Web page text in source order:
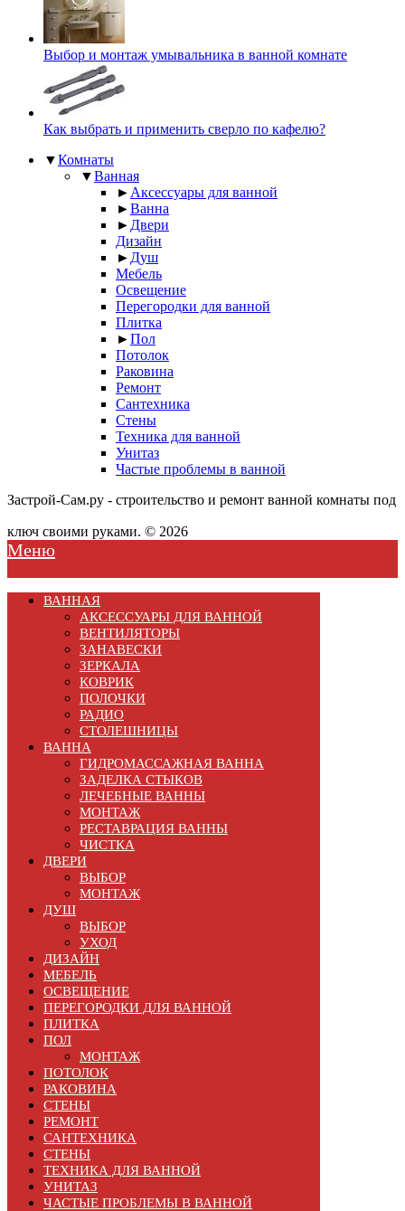
Выбор и монтаж умывальника в ванной комнате
Как выбрать и применить сверло по кафелю?
▼Комнаты
▼Ванная
► Аксессуары для ванной
►Ванна
► Двери
Дизайн
► Душ
Мебель
Освещение
Перегородки для ванной
Плитка
►Пол
Потолок
Раковина
Ремонт
Сантехника
Стены
Техника для ванной
Унитаз
Частые проблемы в ванной
Застрой-Сам.ру - строительство и ремонт ванной комнаты под
ключ своими руками. © 2026
Меню
ВАННАЯ
АКСЕССУАРЫ ДЛЯ ВАННОЙ
ВЕНТИЛЯТОРЫ
ЗАНАВЕСКИ
ЗЕРКАЛА
КОВРИК
ПОЛОЧКИ
РАДИО
СТОЛЕШНИЦЫ
ВАННА
ГИДРОМАССАЖНАЯ ВАННА
ЗАДЕЛКА СТЫКОВ
ЛЕЧЕБНЫЕ ВАННЫ
МОНТАЖ
РЕСТАВРАЦИЯ ВАННЫ
ЧИСТКА
ДВЕРИ
ВЫБОР
МОНТАЖ
ДУШ
ВЫБОР
УХОД
ДИЗАЙН
МЕБЕЛЬ
ОСВЕЩЕНИЕ
ПЕРЕГОРОДКИ ДЛЯ ВАННОЙ
ПЛИТКА
ПОЛ
МОНТАЖ
ПОТОЛОК
РАКОВИНА
СТЕНЫ
РЕМОНТ
САНТЕХНИКА
СТЕНЫ
ТЕХНИКА ДЛЯ ВАННОЙ
УНИТАЗ
ЧАСТЫЕ ПРОБЛЕМЫ В ВАННОЙ